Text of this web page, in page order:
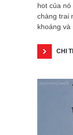
hot của
chàng trai
khoáng và
CHI